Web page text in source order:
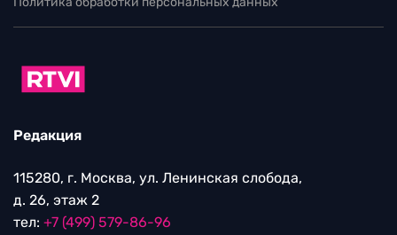
Редакция
115280, г. Москва, ул. Ленинская слобода,
д. 26, этаж 2
тел: +7 (499) 579-86-96